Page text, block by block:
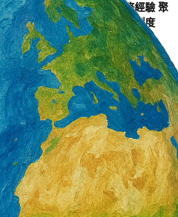
勞動人權論壇 匯集國際實務經驗 聚
平招募、盡職調查 完善法規制度
AGO